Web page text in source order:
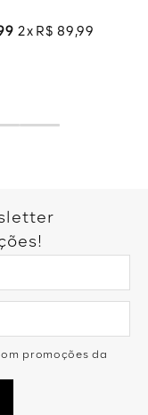
2 R$ 89 ,99
promoções da